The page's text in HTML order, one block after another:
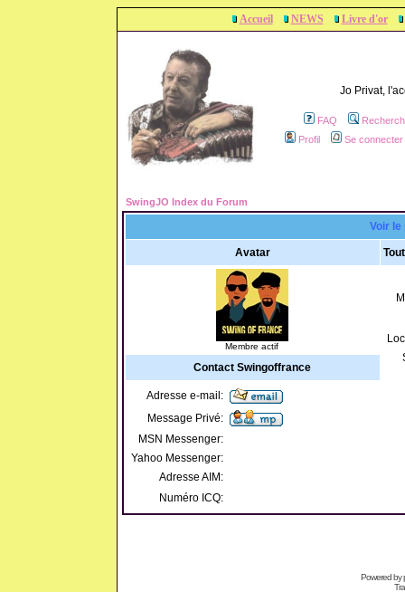
Accueil NEWS Livre d'or
Jo Privat,
FAQ
Profil
Se
SwingJO Index du Forum
Voir le
Avatar
Membre actif
Contact Swingoffrance
Adresse e-mail:
Message Privé:
MSN Messenger:
Yahoo Messenger:
Adresse AIM:
Numéro ICQ:
Powered by